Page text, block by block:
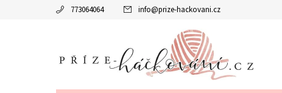
773064064 info@prize-hackovani.cz